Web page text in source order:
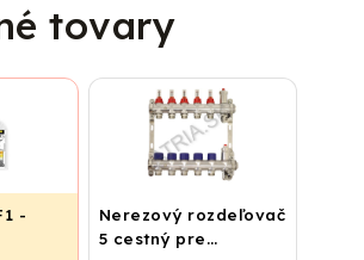
tovary
-
Nerezový rozdeľovač
5 cestný pre